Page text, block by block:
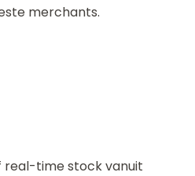
merchants.
real-time stock vanuit